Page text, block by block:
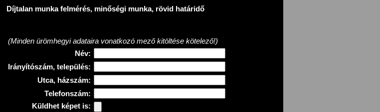
Díjtalan munka felmérés, minőségi munka, rövid határidő
(Minden ürömhegyi adataira vonatkozó mező kitöltése kötelező!)
Név:
Irányítószám, település:
Utca, házszám:
Telefonszám:
Küldhet képet is: